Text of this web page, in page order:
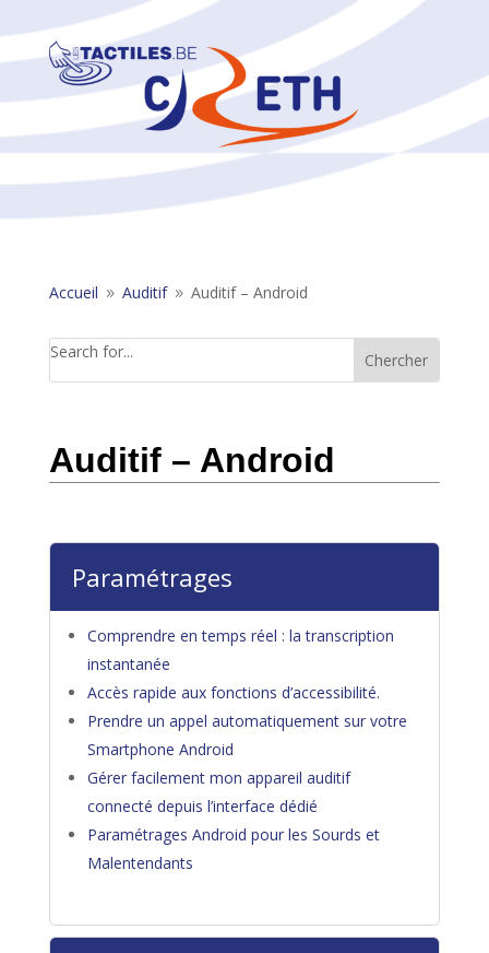
Accueil 9 Auditif 9 Auditif – Android
Search for...
Auditif – Android
Paramétrages
Comprendre en temps réel : la transcription
instantanée
Accès rapide aux fonctions d’accessibilité.
Prendre un appel automatiquement sur votre
Smartphone Android
Gérer facilement mon appareil auditif
connecté depuis l’interface dédié
Paramétrages Android pour les Sourds et
Malentendants